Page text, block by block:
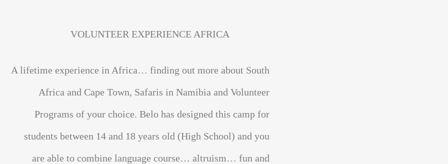
VOLUNTEER EXPERIENCE AFRICA
A lifetime experience in Africa… finding out more about South
Africa and Cape Town, Safaris in Namibia and Volunteer
Programs of your choice. Belo has designed this camp for
students between 14 and 18 years old (High School) and you
are able to combine language course… altruism… fun and